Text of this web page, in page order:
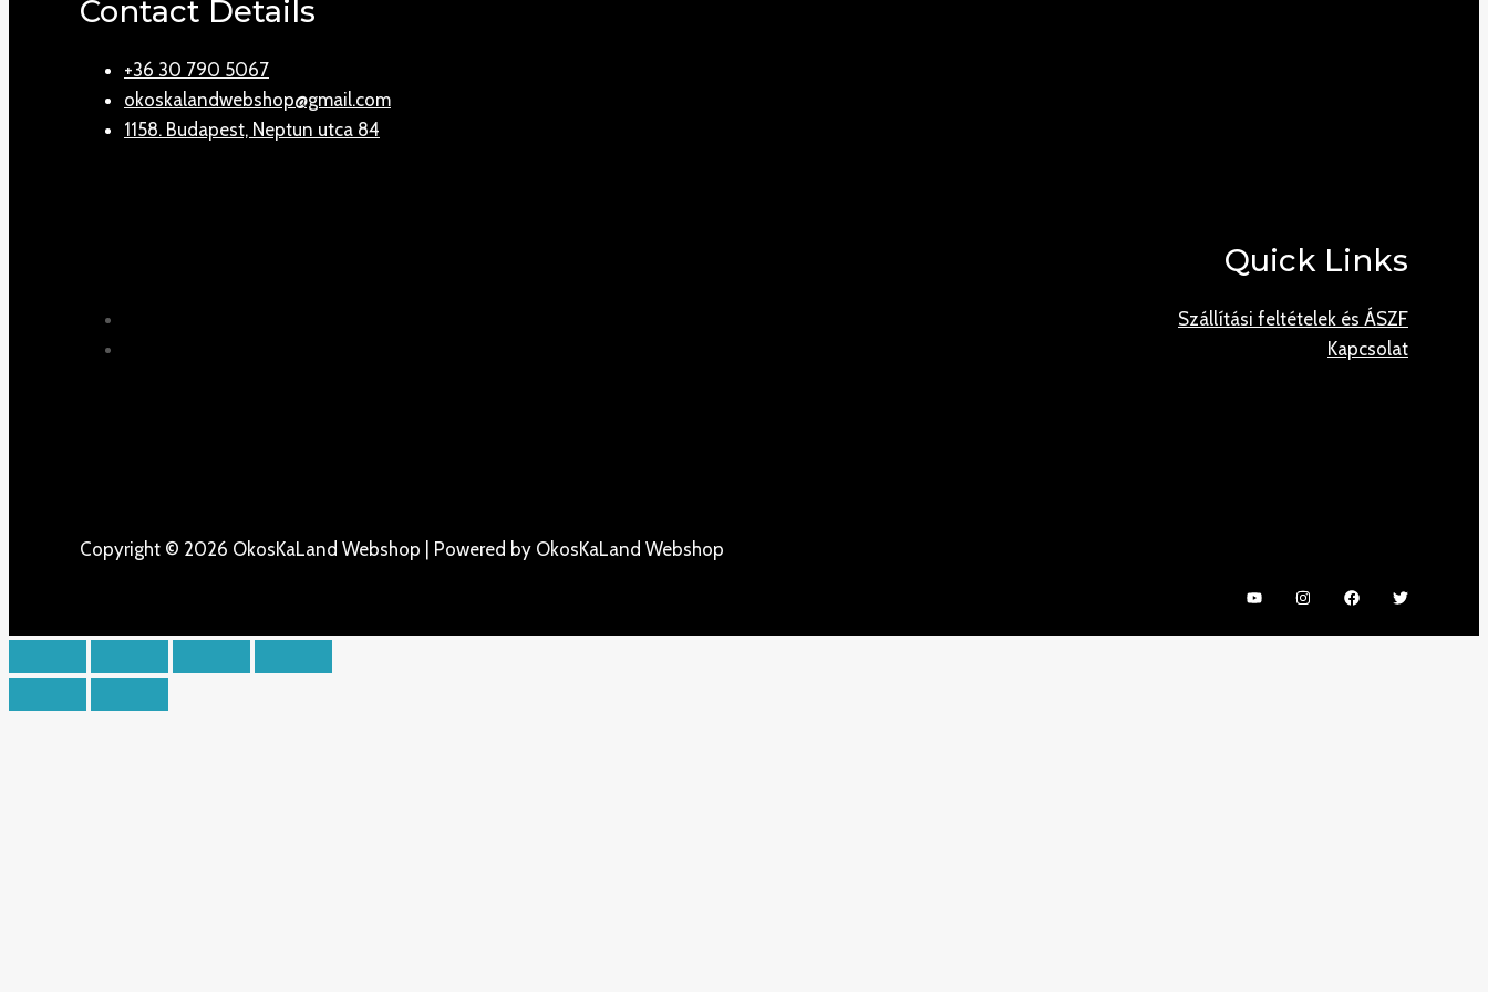
Contact Details
+36 30 790 5067
okoskalandwebshop@gmail.com
1158. Budapest, Neptun utca 84
Quick Links
Szállítási feltételek és ÁSZF
Kapcsolat
Copyright © 2026 OkosKaLand Webshop | Powered by OkosKaLand Webshop